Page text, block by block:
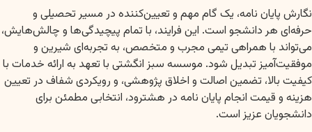
نگارش پایان نامه، یک گام مهم و تعیین‌کننده در مسیر تحصیلی و
حرفه‌ای هر دانشجو است. این فرایند، با تمام پیچیدگی‌ها و چالش‌هایش،
می‌تواند با همراهی تیمی مجرب و متخصص، به تجربه‌ای شیرین و
موفقیت‌آمیز تبدیل شود. موسسه سبز انگشتی با تعهد به ارائه خدمات با
کیفیت بالا، تضمین اصالت و اخلاق پژوهشی، و رویکردی شفاف در تعیین
هزینه و قیمت انجام پایان نامه در هشترود، انتخابی مطمئن برای
دانشجویان عزیز است.